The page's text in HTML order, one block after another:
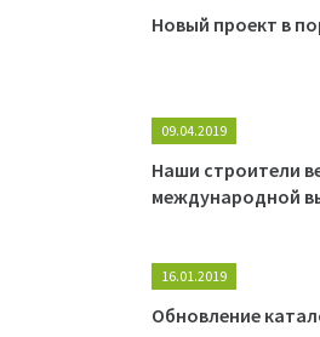
Новый проект в
09.04.2019
Наши строители
международной
16.01.2019
Обновление